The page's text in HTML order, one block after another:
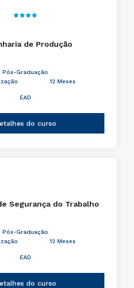
de Produção
Pós-Graduação
12 Meses
EAD
do curso
Segurança do Trabalho
Pós-Graduação
12 Meses
EAD
do curso